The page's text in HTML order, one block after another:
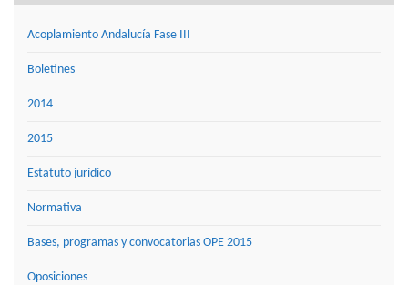
Acoplamiento Andalucía Fase III
Boletines
2014
2015
Estatuto jurídico
Normativa
Bases, programas y convocatorias OPE 2015
Oposiciones